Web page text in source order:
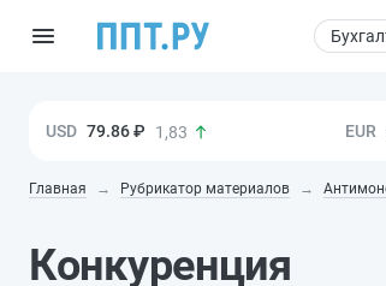
79.86 ₽ 1,83
Главная Рубрикатор материалов
Конкуренция